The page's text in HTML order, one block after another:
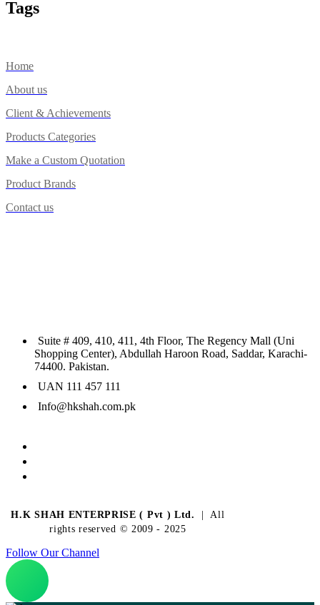
Tags
Home
About us
Client & Achievements
Products Categories
Make a Custom Quotation
Product Brands
Contact us
Suite # 409, 410, 411, 4th Floor, The Regency Mall (Uni
Shopping Center), Abdullah Haroon Road, Saddar, Karachi-
74400. Pakistan.
UAN 111 457 111
Info@hkshah.com.pk
H.K SHAH ENTERPRISE ( Pvt ) Ltd.
| All
rights reserved © 2009 - 2025
Follow Our Channel